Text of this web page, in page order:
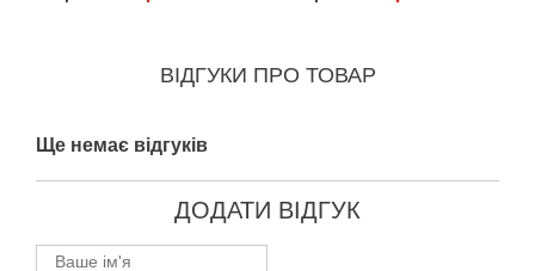
ВІДГУКИ ПРО ТОВАР
Ще немає відгуків
ДОДАТИ ВІДГУК